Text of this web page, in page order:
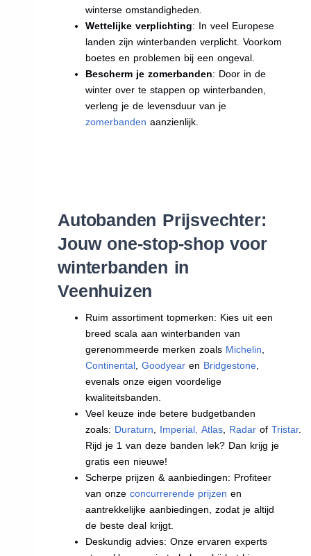
winterse omstandigheden.
Wettelijke verplichting: In veel Europese
landen zijn winterbanden verplicht. Voorkom
boetes en problemen bij een ongeval.
Bescherm je zomerbanden: Door in de
winter over te stappen op winterbanden,
verleng je de levensduur van je
zomerbanden aanzienlijk.
Autobanden Prijsvechter:
Jouw one-stop-shop voor
winterbanden in
Veenhuizen
Ruim assortiment topmerken: Kies uit een
breed scala aan winterbanden van
gerenommeerde merken zoals Michelin
Continental ,Goodyear en Bridgestone
evenals onze eigen voordelige
kwaliteitsbanden.
Veel keuze inde betere budgetbanden
zoals: Duraturn Imperial Atlas Radar ofTristar.
Rijd je 1 van deze banden lek? Dan krijg je
gratis een nieuwe!
Scherpe prijzen & aanbiedingen: Profiteer
van onzeconcurrerende prijzen en
aantrekkelijke aanbiedingen, zodat je altijd
de beste deal krijgt.
Deskundig advies: Onze ervaren experts